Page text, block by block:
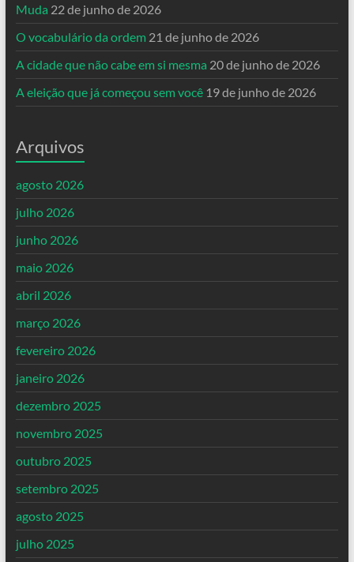
Muda 22 de junho de 2026
O vocabulário da ordem 21 de junho de 2026
A cidade que não cabe em si mesma 20 de junho de 2026
A eleição que já começou sem você 19 de junho de 2026
Arquivos
agosto 2026
julho 2026
junho 2026
maio 2026
abril 2026
março 2026
fevereiro 2026
janeiro 2026
dezembro 2025
novembro 2025
outubro 2025
setembro 2025
agosto 2025
julho 2025